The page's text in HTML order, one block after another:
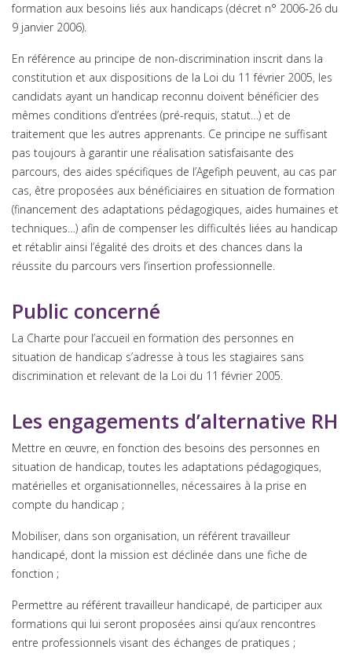
formation aux besoins liés aux handicaps (décret n° 2006-26 du
9 janvier 2006).
En référence au principe de non-discrimination inscrit dans la
constitution et aux dispositions de la Loi du 11 février 2005, les
candidats ayant un handicap reconnu doivent bénéficier des
mêmes conditions d’entrées (pré-requis, statut…) et de
traitement que les autres apprenants. Ce principe ne suffisant
pas toujours à garantir une réalisation satisfaisante des
parcours, des aides spécifiques de l’Agefiph peuvent, au cas par
cas, être proposées aux bénéficiaires en situation de formation
(financement des adaptations pédagogiques, aides humaines et
techniques…) afin de compenser les difficultés liées au handicap
et rétablir ainsi l’égalité des droits et des chances dans la
réussite du parcours vers l’insertion professionnelle.
Public concerné
La Charte pour l’accueil en formation des personnes en
situation de handicap s’adresse à tous les stagiaires sans
discrimination et relevant de la Loi du 11 février 2005.
Les engagements d’alternative RH
Mettre en œuvre, en fonction des besoins des personnes en
situation de handicap, toutes les adaptations pédagogiques,
matérielles et organisationnelles, nécessaires à la prise en
compte du handicap ;
Mobiliser, dans son organisation, un référent travailleur
handicapé, dont la mission est déclinée dans une fiche de
fonction ;
Permettre au référent travailleur handicapé, de participer aux
formations qui lui seront proposées ainsi qu’aux rencontres
entre professionnels visant des échanges de pratiques ;